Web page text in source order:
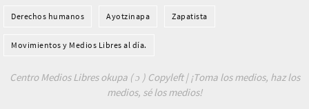
Derechos humanos Ayotzinapa Zapatista
Movimientos y Medios Libres al día.
Centro Medios Libres okupa ( ɔ ) Copyleft | ¡Toma los medios, haz los
medios, sé los medios!